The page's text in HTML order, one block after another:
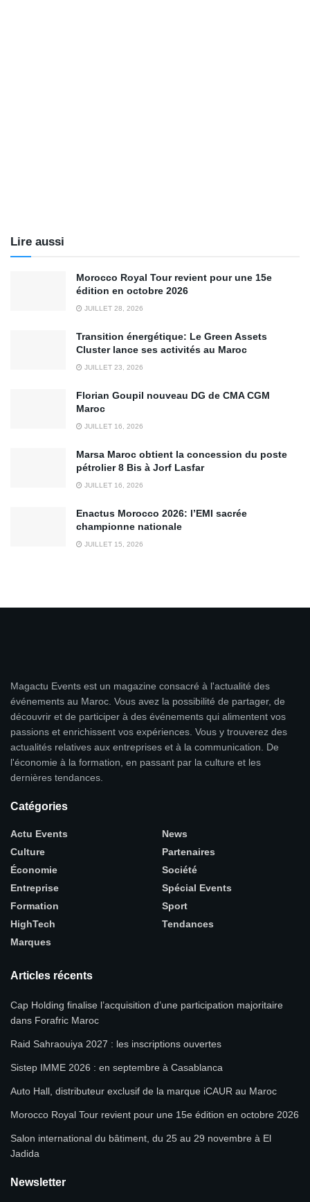
Lire aussi
Morocco Royal Tour revient pour une 15e
édition en octobre 2026
JUILLET 28, 2026
Transition énergétique: Le Green Assets
Cluster lance ses activités au Maroc
JUILLET 23, 2026
Florian Goupil nouveau DG de CMA CGM
Maroc
JUILLET 16, 2026
Marsa Maroc obtient la concession du poste
pétrolier 8 Bis à Jorf Lasfar
JUILLET 16, 2026
Enactus Morocco 2026: l’EMI sacrée
championne nationale
JUILLET 15, 2026
Magactu Events est un magazine consacré à l'actualité des
événements au Maroc. Vous avez la possibilité de partager, de
découvrir et de participer à des événements qui alimentent vos
passions et enrichissent vos expériences. Vous y trouverez des
actualités relatives aux entreprises et à la communication. De
l'économie à la formation, en passant par la culture et les
dernières tendances.
Catégories
Actu Events
Culture
Économie
Entreprise
Formation
HighTech
Marques
News
Partenaires
Société
Spécial Events
Sport
Tendances
Articles récents
Cap Holding finalise l’acquisition d’une participation majoritaire
dans Forafric Maroc
Raid Sahraouiya 2027 : les inscriptions ouvertes
Sistep IMME 2026 : en septembre à Casablanca
Auto Hall, distributeur exclusif de la marque iCAUR au Maroc
Morocco Royal Tour revient pour une 15e édition en octobre 2026
Salon international du bâtiment, du 25 au 29 novembre à El
Jadida
Newsletter